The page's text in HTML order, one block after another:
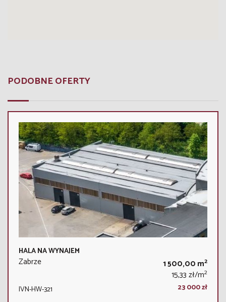
PODOBNE OFERTY
HALA NA WYNAJEM
Zabrze 1 500,00 m2
15,33 zł/m2
IVN-HW-321 23 000 zł